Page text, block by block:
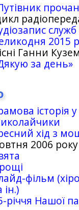
2015
Ганни
за день»
історія
хід з
2006 року
фільм
ін.)
рiччя Нашої